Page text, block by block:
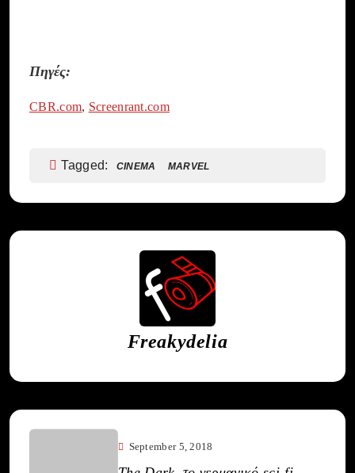
Πηγές:
CBR.com, Screenrant.com
Tagged: CINEMA MARVEL
Freakydelia
September 5, 2018